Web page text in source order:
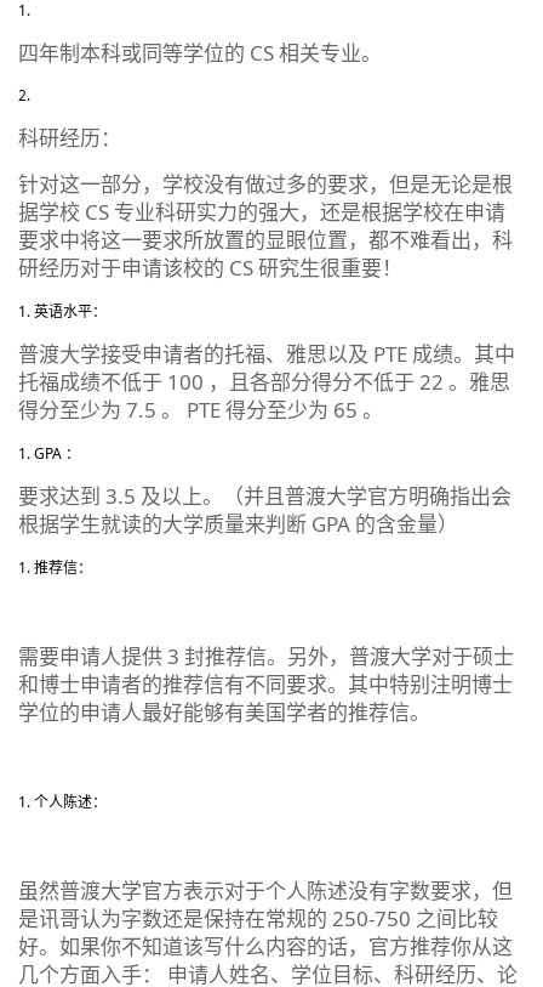
四年制本科或同等学位的 CS 相关专业。
科研经历：
针对这一部分，学校没有做过多的要求，但是无论是根
据学校 CS 专业科研实力的强大，还是根据学校在申请
要求中将这一要求所放置的显眼位置，都不难看出，科
研经历对于申请该校的 CS 研究生很重要！
英语水平：
普渡大学接受申请者的托福、雅思以及 PTE 成绩。其中
托福成绩不低于 100 ，且各部分得分不低于 22 。雅思
得分至少为 7.5 。 PTE 得分至少为 65 。
GPA ：
要求达到 3.5 及以上。（并且普渡大学官方明确指出会
根据学生就读的大学质量来判断 GPA 的含金量）
推荐信：
需要申请人提供 3 封推荐信。另外，普渡大学对于硕士
和博士申请者的推荐信有不同要求。其中特别注明博士
学位的申请人最好能够有美国学者的推荐信。
个人陈述：
虽然普渡大学官方表示对于个人陈述没有字数要求，但
是讯哥认为字数还是保持在常规的 250-750 之间比较
好。如果你不知道该写什么内容的话，官方推荐你从这
几个方面入手： 申请人姓名、学位目标、科研经历、论